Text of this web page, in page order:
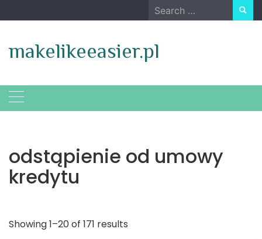
to
Search
for:
makelikeeasier.pl
odstąpienie od umowy
kredytu
Showing 1–20 of 171 results